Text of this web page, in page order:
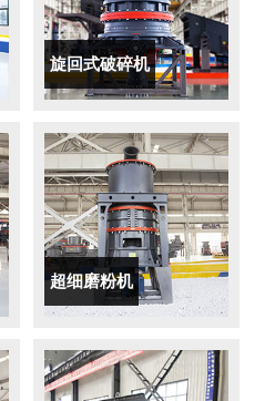
旋回式破碎机
超细磨粉机